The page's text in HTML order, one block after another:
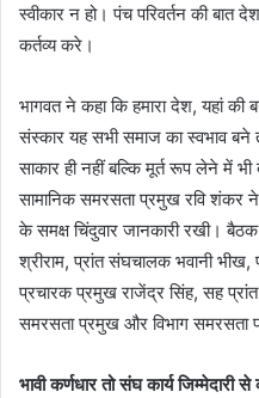
स्वीकार न हो। पंच परिवर्तन की
कर्तव्य करे।
भागवत ने कहा कि हमारा देश, यहां की
संस्कार यह सभी समाज का स्वभाव बने
साकार ही नहीं बल्कि मूर्त रूप लेने में
सामानिक समरसता प्रमुख रवि शंकर ने
के समक्ष चिंदुवार जानकारी रखी।
श्रीराम, प्रांत संघचालक भवानी
प्रचारक प्रमुख राजेंद्र सिंह, सह
समरसता प्रमुख और विभाग समरसता
भावी कर्णधार तो संघ कार्य जिम्मेदारी